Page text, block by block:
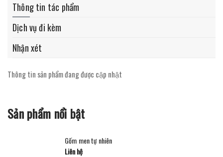
Thông tin tác phẩm
Dịch vụ đi kèm
Nhận xét
Thông tin sản phẩm đang được cập nhật
Sản phẩm nổi bật
Gốm men tự nhiên
Liên hệ